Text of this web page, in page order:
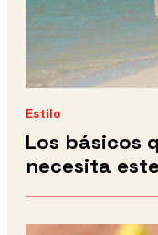
Estilo
Los básicos
necesita